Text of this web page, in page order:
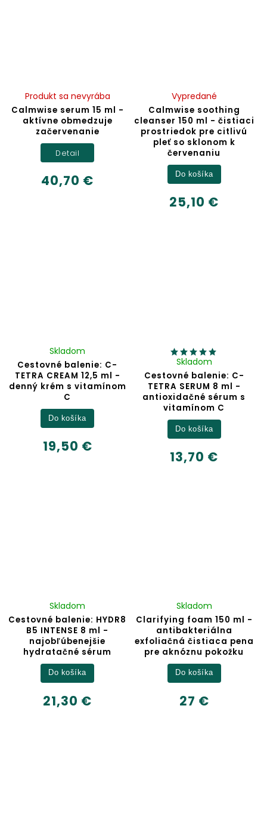
Calmwise serum 15 ml -
aktívne obmedzuje
začervenanie
Produkt sa nevyrába
40,70 €
Detail
Calmwise soothing
cleanser 150 ml - čistiaci
prostriedok pre citlivú
pleť so sklonom k
červenaniu
Vypredané
25,10 €
Do košíka
Cestovné balenie: C-
TETRA CREAM 12,5 ml -
denný krém s vitamínom
C
Skladom
19,50 €
Do košíka
Cestovné balenie: C-
TETRA SERUM 8 ml -
antioxidačné sérum s
vitamínom C
Skladom
13,70 €
Do košíka
Cestovné balenie: HYDR8
B5 INTENSE 8 ml -
najobľúbenejšie
hydratačné sérum
Skladom
21,30 €
Do košíka
Clarifying foam 150 ml -
antibakteriálna
exfoliačná čistiaca pena
pre aknóznu pokožku
Skladom
27 €
Do košíka